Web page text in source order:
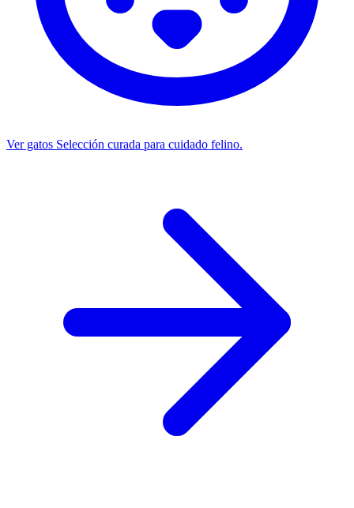
Ver gatos Selección curada para cuidado felino.